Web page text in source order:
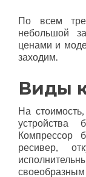
По всем
небольшой
ценами и
заходим.
Виды
На
устройства
Компрессор
ресивер,